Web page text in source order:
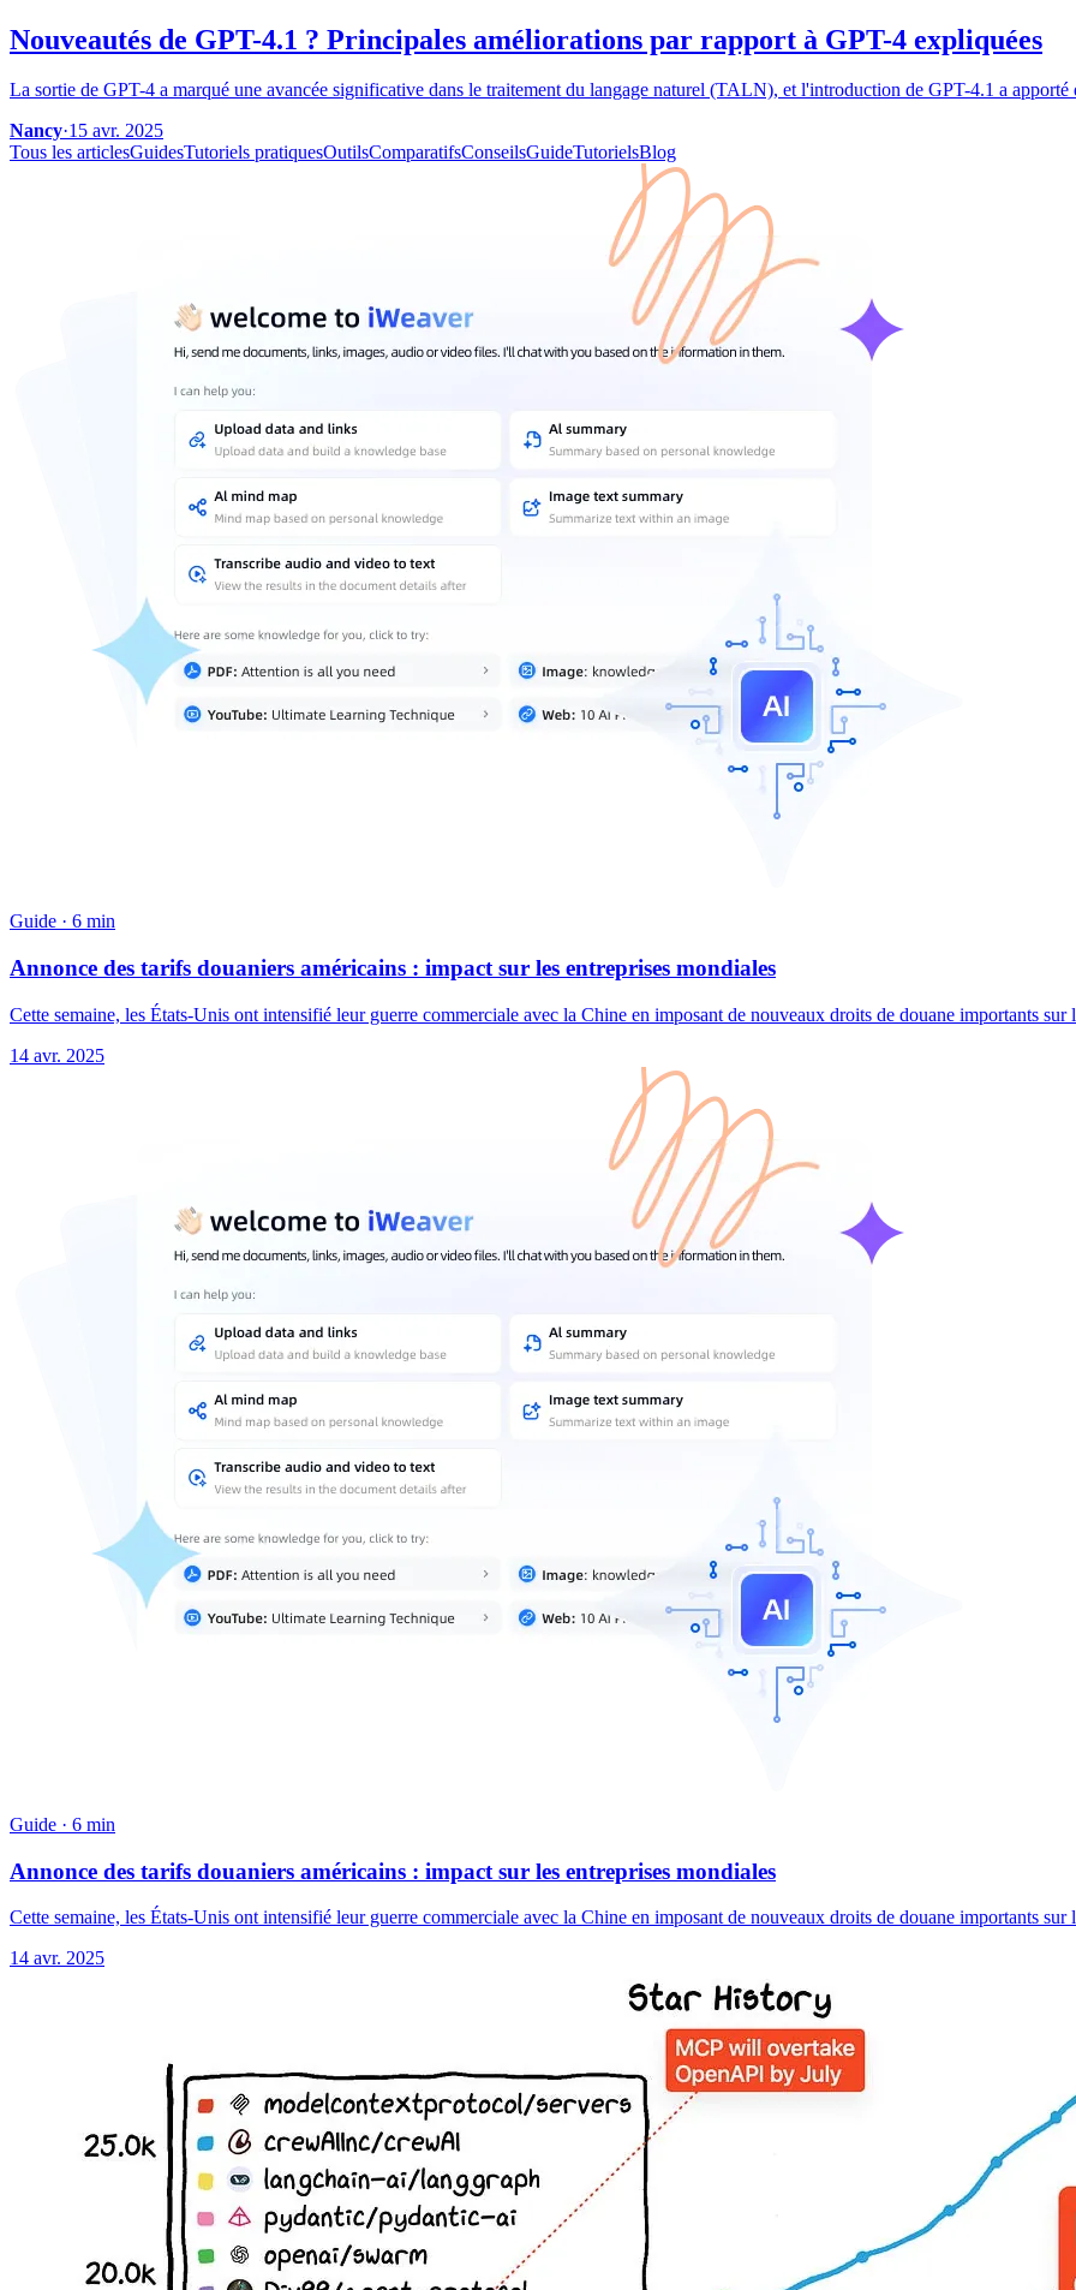
Nouveautés de GPT-4.1 ? Principales améliorations par rapport à GPT-4 expliquées
La sortie de GPT-4 a marqué une avancée significative dans le traitement du langage naturel (TALN), et l'introduction de GPT-4.1 a apporté
Nancy·15 avr. 2025
Tous les articlesGuidesTutoriels pratiquesOutilsComparatifsConseilsGuideTutorielsBlog
Guide · 6 min
Annonce des tarifs douaniers américains : impact sur les entreprises mondiales
Cette semaine, les États-Unis ont intensifié leur guerre commerciale avec la Chine en imposant de nouveaux droits de douane importants
14 avr. 2025
Guide · 6 min
Annonce des tarifs douaniers américains : impact sur les entreprises mondiales
Cette semaine, les États-Unis ont intensifié leur guerre commerciale avec la Chine en imposant de nouveaux droits de douane importants
14 avr. 2025